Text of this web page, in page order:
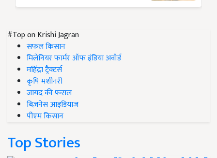
#Top on Krishi Jagran
सफल किसान
मिलेनियर फार्मर ऑफ इंडिया अवॉर्ड
महिंद्रा ट्रैक्टर्स
कृषि मशीनरी
जायद की फसल
बिज़नेस आइडियाज
पीएम किसान
Top Stories